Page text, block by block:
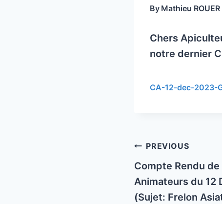
By Mathieu ROUER
Chers
notre dernier
CA-12-dec-2023-
Post
navigation
PREVIOUS
Compte Rendu de
Animateurs du 12
(Sujet: Frelon